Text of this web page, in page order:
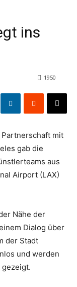
ins
1950
Partnerschaft mit
gab die
aus
Airport (LAX)
Nähe der
Dialog über
der Stadt
und werden
gezeigt.